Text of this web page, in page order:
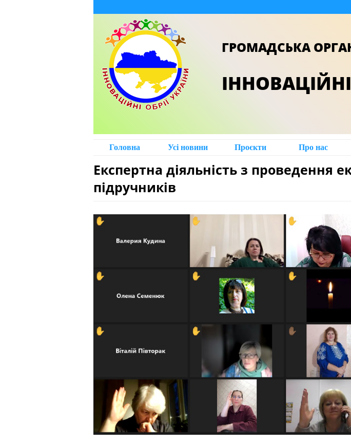
ГРОМАДСЬКА
Головна Усі новини Проєкти Про нас
Експертна діяльність з проведення
підручників